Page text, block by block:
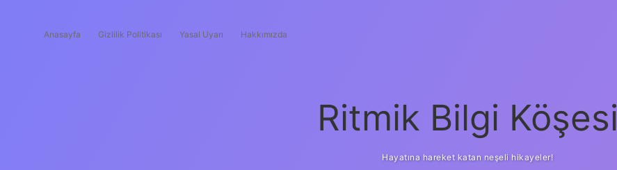
Anasayfa Gizlilik Politikası Yasal Uyarı Hakkımızda
Ritmik Bilgi Köşesi
Hayatına hareket katan neşeli hikayeler!